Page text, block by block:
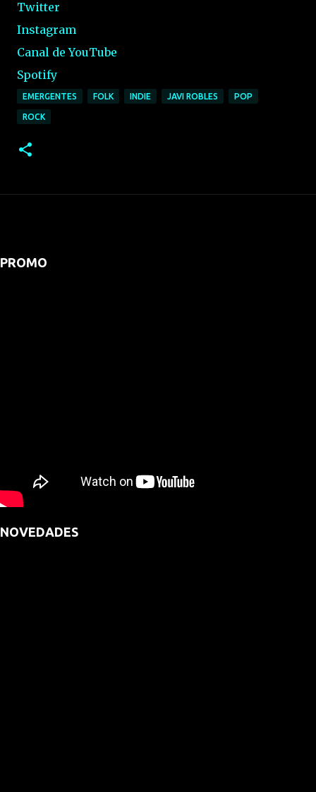
Twitter
Instagram
Canal de YouTube
Spotify
EMERGENTES FOLK INDIE JAVI ROBLES POP
ROCK
PROMO
NOVEDADES